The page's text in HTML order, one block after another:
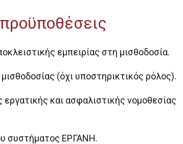
εμπειρίας στη μισθοδοσία.
(όχι υποστηρικτικός ρόλος).
και ασφαλιστικής νομοθεσίας
συστήματος ΕΡΓΑΝΗ.